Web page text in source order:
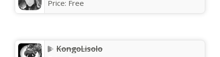
Price: Free
KongoLisolo